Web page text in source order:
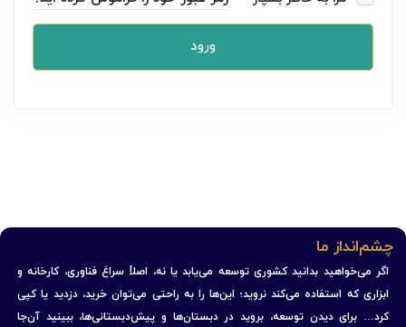
ورود
چشم‌انداز ما
اگر می‌خواهید بدانید کشوری توسعه می‌یابد یا نه، اصلاً سراغ فناوری، کارخانه و
ابزاری که استفاده می‌کند نروید؛ این‌ها را به راحتی می‌توان خرید، دزدید یا کپی
کرد… برای دیدن توسعه، بروید در دبستان‌ها و پیش‌دبستانی‌ها، ببینید آن‌جا